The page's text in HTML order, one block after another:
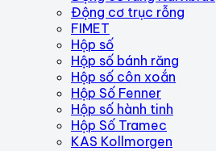
Động cơ trục rỗng
FIMET
Hộp số
Hộp số bánh răng
Hộp số côn xoắn
Hộp Số Fenner
Hộp số hành tinh
Hộp Số Tramec
KAS Kollmorgen